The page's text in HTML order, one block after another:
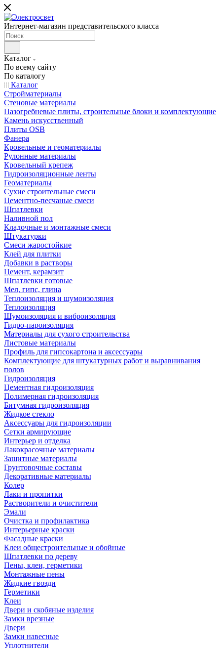
Интернет-магазин представительского класса
Каталог
По всему сайту
По каталогу
Каталог
Стройматериалы
Стеновые материалы
Пазогребневые плиты, строительные блоки и комплектующие
Камень искусственный
Плиты OSB
Фанера
Кровельные и геоматериалы
Рулонные материалы
Кровельный крепеж
Гидроизоляционные ленты
Геоматериалы
Сухие строительные смеси
Цементно-песчаные смеси
Шпатлевки
Наливной пол
Кладочные и монтажные смеси
Штукатурки
Смеси жаростойкие
Клей для плитки
Добавки в растворы
Цемент, керамзит
Шпатлевки готовые
Мел, гипс, глина
Теплоизоляция и шумоизоляция
Теплоизоляция
Шумоизоляция и виброизоляция
Гидро-пароизоляция
Материалы для сухого строительства
Листовые материалы
Профиль для гипсокартона и аксессуары
Комплектующие для штукатурных работ и выравнивания
полов
Гидроизоляция
Цементная гидроизоляция
Полимерная гидроизоляция
Битумная гидроизоляция
Жидкое стекло
Аксессуары для гидроизоляции
Сетки армирующие
Интерьер и отделка
Лакокрасочные материалы
Защитные материалы
Грунтовочные составы
Декоративные материалы
Колер
Лаки и пропитки
Растворители и очистители
Эмали
Очистка и профилактика
Интерьерные краски
Фасадные краски
Клеи общестроительные и обойные
Шпатлевки по дереву
Пены, клеи, герметики
Монтажные пены
Жидкие гвозди
Герметики
Клеи
Двери и скобяные изделия
Замки врезные
Двери
Замки навесные
Уплотнители